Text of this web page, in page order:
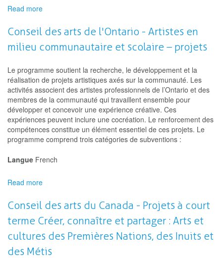
Read more
des
arts
de
-
Artistes
visuels
–
projets
de
création
Conseil des arts de l'Ontario - Artistes en
milieu communautaire et scolaire – projets
Le programme soutient la recherche, le développement et la
réalisation de projets artistiques axés sur la communauté. Les
activités associent des artistes professionnels de l’Ontario et des
membres de la communauté qui travaillent ensemble pour
développer et concevoir une expérience créative. Ces
expériences peuvent inclure une cocréation. Le renforcement des
compétences constitue un élément essentiel de ces projets. Le
programme comprend trois catégories de subventions :
Langue French
Read more
des
arts
de
l'Ontario
-
Artistes
Conseil des arts du Canada - Projets à court
terme Créer, connaître et partager : Arts et
cultures des Premières Nations, des Inuits et
des Métis